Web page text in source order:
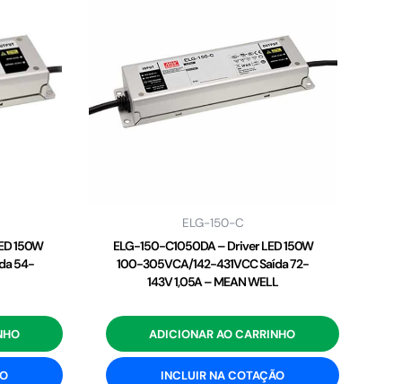
150W
54-
ELG-150-C
ELG-150-C1050DA – Driver LED 150W
100-305VCA/142-431VCC Saída 72-
143V 1,05A – MEAN WELL
ADICIONAR AO CARRINHO
INCLUIR NA COTAÇÃO